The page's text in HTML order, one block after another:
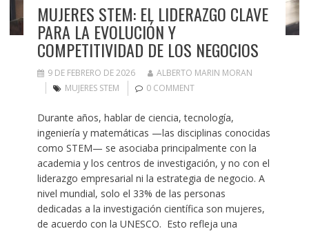
MUJERES STEM: EL LIDERAZGO CLAVE
PARA LA EVOLUCIÓN Y
COMPETITIVIDAD DE LOS NEGOCIOS
9 DE FEBRERO DE 2026
ALBERTO MARIN MORAN
MUJERES STEM
0 COMMENT
Durante años, hablar de ciencia, tecnología,
ingeniería y matemáticas —las disciplinas conocidas
como STEM— se asociaba principalmente con la
academia y los centros de investigación, y no con el
liderazgo empresarial ni la estrategia de negocio. A
nivel mundial, solo el 33% de las personas
dedicadas a la investigación científica son mujeres,
de acuerdo con la UNESCO. ​ Esto refleja una